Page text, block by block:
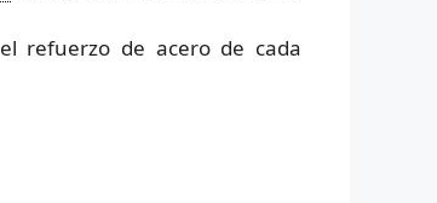
refuerzo de acero de cada